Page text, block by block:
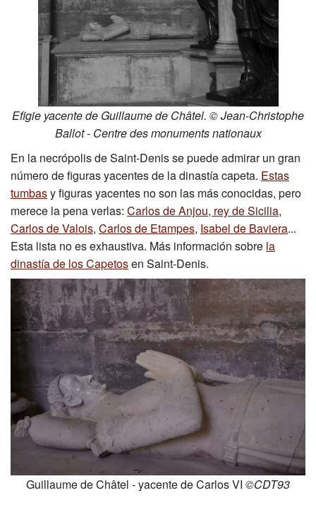
Efigie yacente de Guillaume de Châtel. © Jean-Christophe
Ballot - Centre des monuments nationaux
En la necrópolis de Saint-Denis se puede admirar un gran
número de figuras yacentes de la dinastía capeta. Estas
tumbasy figuras yacentes no son las más conocidas, pero
merece la pena verlas: Carlos de Anjou, rey de Sicilia,
Carlos de Valois, Carlos de Etampes, Isabel de Baviera...
Esta lista no es exhaustiva. Más información sobre la
dinastía de los Capetosen Saint-Denis.
Guillaume de Châtel - yacente de Carlos VI ©CDT93